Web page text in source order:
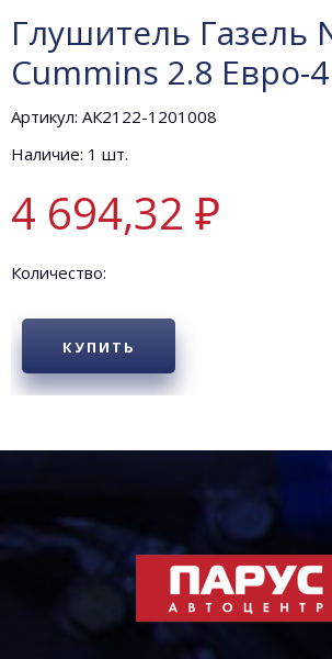
Глушитель Газель
Cummins 2.8 Евро-4
Артикул: АК2122-1201008
Наличие: 1 шт.
4 694,32 ₽
Количество:
КУПИТЬ